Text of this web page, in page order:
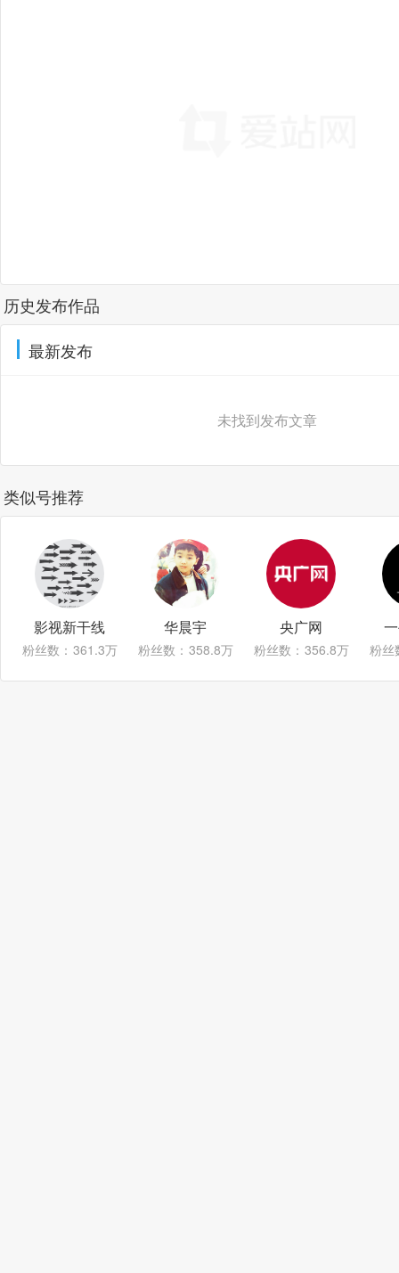
历史发布作品
最新发布
未找到发布文章
类似号推荐
影视新干线
粉丝数： 361.3万
华晨宇
粉丝数： 358.8万
央广网
粉丝数： 356.8万 粉丝